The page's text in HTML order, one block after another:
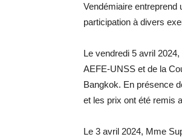
Vendémiaire entreprend
participation à divers
Le vendredi 5 avril
AEFE-UNSS et de la
Bangkok. En présence
et les prix ont été remis
Le 3 avril 2024, Mme